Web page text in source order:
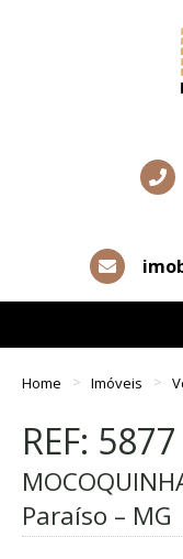
Home Imóveis
REF:
Paraíso – MG